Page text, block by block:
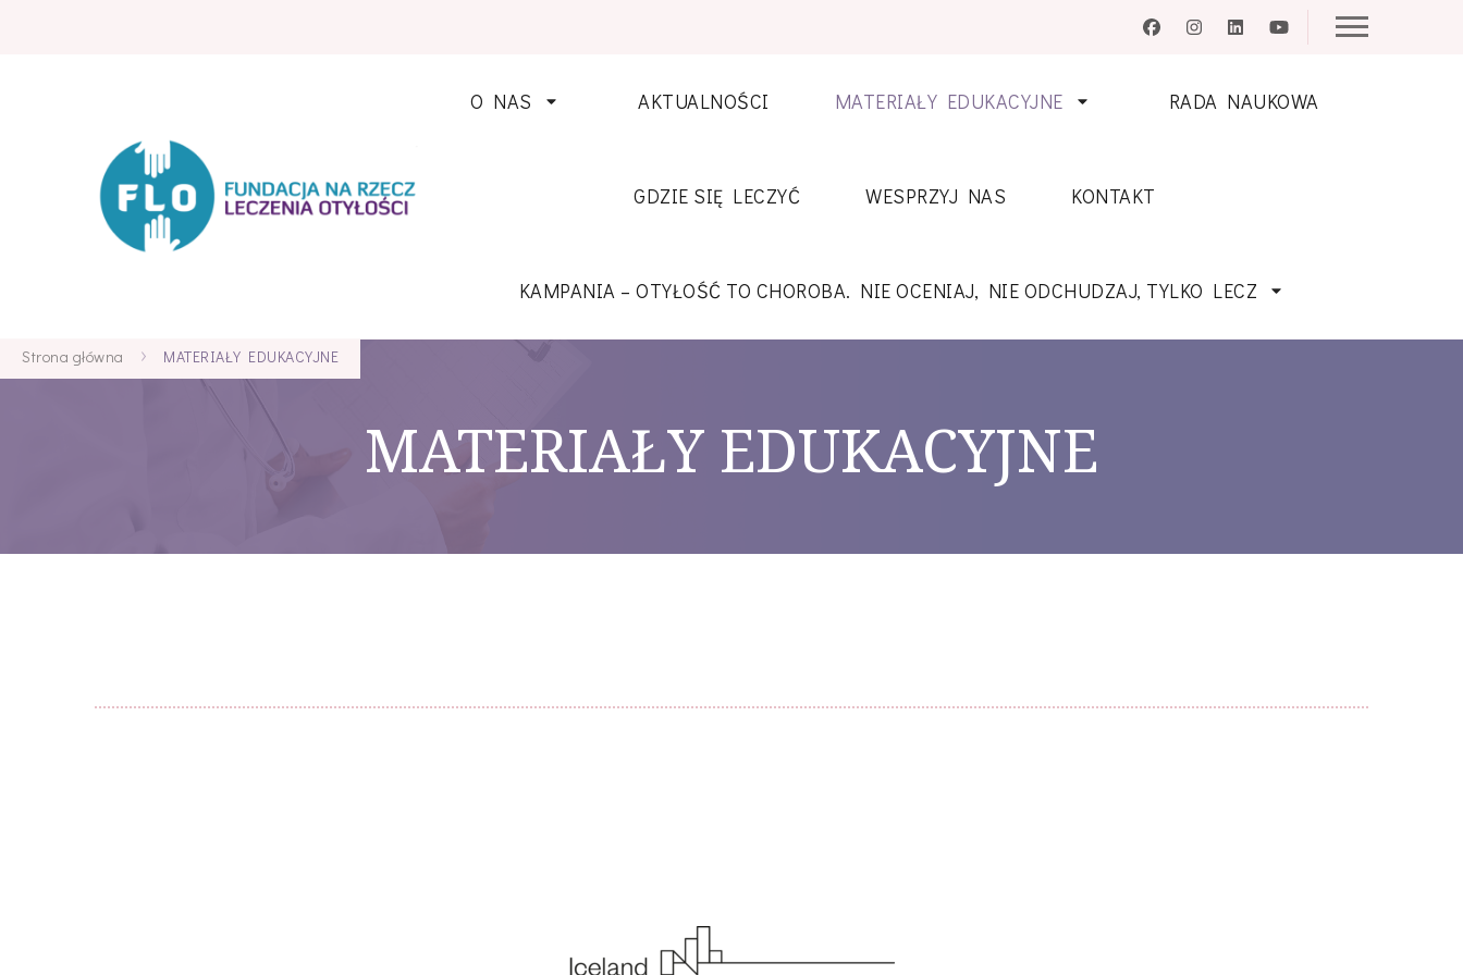
O NAS AKTUALNOŚCI MATERIAŁY EDUKACYJNE RADA NAUKOWA
GDZIE SIĘ LECZYĆ WESPRZYJ NAS KONTAKT
KAMPANIA – OTYŁOŚĆ TO CHOROBA. NIE OCENIAJ, NIE ODCHUDZAJ, TYLKO LECZ
Strona główna MATERIAŁY EDUKACYJNE
MATERIAŁY EDUKACYJNE